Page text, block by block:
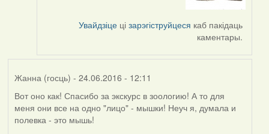
ViachaslavУвайдзіце цізарэгіструйцеся каб пакідаць
каментары.
Жанна (госць) - 24.06.2016 - 12:11
Вот оно как! Спасибо за экскурс в зоологию! А то для
меня они все на одно "лицо" - мышки! Неуч я, думала и
полевка - это мышь!